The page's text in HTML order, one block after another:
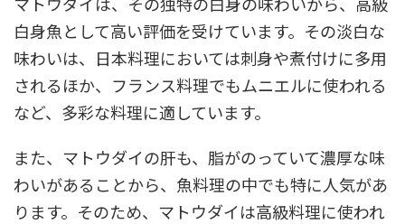
白身魚として高い評価を受けています。その淡白な
味わいは、日本料理においては刺身や煮付けに多用
されるほか、フランス料理でもムニエルに使われる
など、多彩な料理に適しています。
また、マトウダイの肝も、脂がのっていて濃厚な味
わいがあることから、魚料理の中でも特に人気があ
ります。そのため、マトウダイは高級料理に使われ